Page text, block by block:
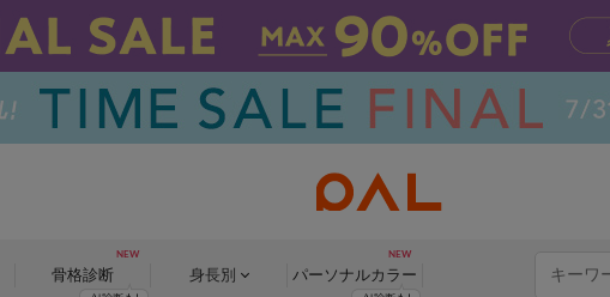
骨格診断 身長別 パーソナルカラー